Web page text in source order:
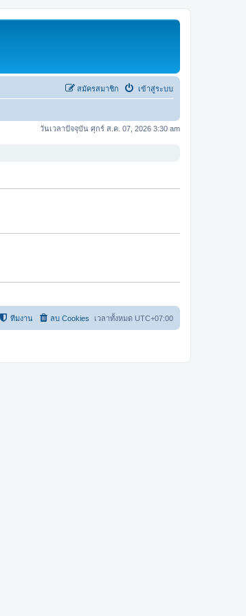
เข้าสู่ระบบ
สมัครสมาชิก
วันเวลาปัจจุบัน ศุกร์ ส.ค. 07, 2026 3:30 am
เวลาทั้งหมด UTC+07:00
ลบ Cookies
ทีมงาน